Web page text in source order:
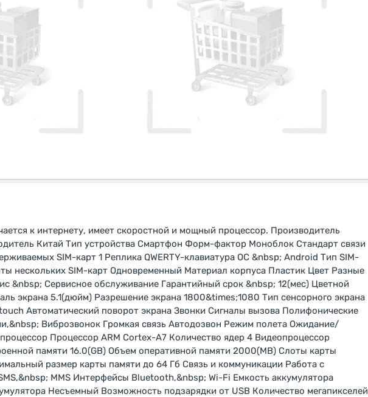
к интернету, имеет скоростной и мощный процессор. Производитель
Китай Тип устройства Смартфон Форм-фактор Моноблок Стандарт связи
SIM-карт 1 Реплика QWERTY-клавиатура ОС &nbsp; Android Тип SIM-
нескольких SIM-карт Одновременный Материал корпуса Пластик Цвет Разные
&nbsp; Сервисное обслуживание Гарантийный срок &nbsp; 12(мес) Цветной
экрана 5.1(дюйм) Разрешение экрана 1800&times;1080 Тип сенсорного экрана
Автоматический поворот экрана Звонки Сигналы вызова Полифонические
Виброзвонок Громкая связь Автодозвон Режим полета Ожидание/
Процессор ARM Cortex-A7 Количество ядер 4 Видеопроцессор
памяти 16.0(GB) Объем оперативной памяти 2000(MB) Слоты карты
размер карты памяти до 64 Гб Связь и коммуникации Работа с
MMS Интерфейсы Bluetooth,&nbsp; Wi-Fi Емкость аккумулятора
Несъемный Возможность подзарядки от USB Количество мегапикселей